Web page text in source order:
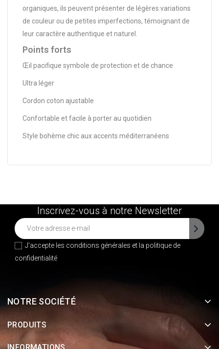
organiques, ils peuvent présenter de légères variations
de couleur ou de petites imperfections, témoignant de
leur caractère authentique et naturel.
Points forts
Œil pacifique symbole de protection et de chance
Ultra léger
Cordon coton ajustable
Confortable et facile à porter au quotidien
Style bohème chic aux accents méditerranéens
Inscrivez-vous à notre Newsletter
J'accepte les conditions générales et la politique de
confidentialité
NOTRE SOCIÉTÉ
PRODUITS
INFORMATIONS